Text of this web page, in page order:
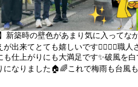
新築時の壁色があまり気に入ってな
出来てとても嬉しいです👩‍❤️‍👨✨職人
仕上がりにも大満足です✨破風を白
になりました🏠🌈これで梅雨も台風